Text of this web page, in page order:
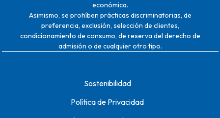
económica.
Asimismo, se prohíben prácticas discriminatorias, de
preferencia, exclusión, selección de clientes,
condicionamiento de consumo, de reserva del derecho de
admisión o de cualquier otro tipo.
Sostenibilidad
Política de Privacidad